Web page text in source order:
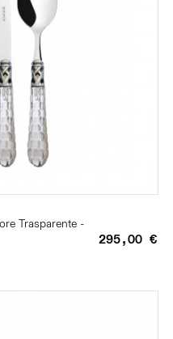
Trasparente -
295,00 €